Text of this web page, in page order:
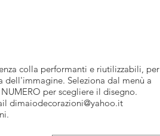
colla performanti e riutilizzabili, per
Seleziona dal menù a
per scegliere il disegno.
dimaiodecorazioni@yahoo.it